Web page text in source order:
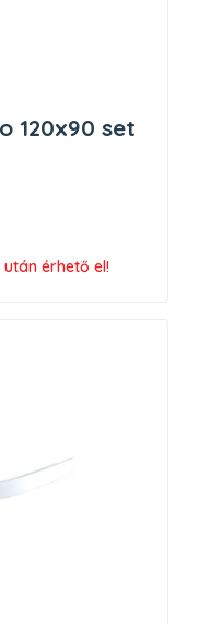
120x90 set
érhető el!